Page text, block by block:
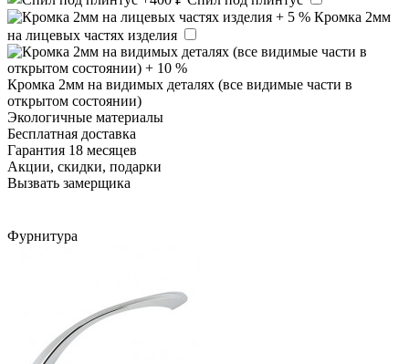
Кромка 2мм
на лицевых частях изделия
Кромка 2мм на видимых деталях (все видимые части в
открытом состоянии)
Экологичные материалы
Бесплатная доставка
Гарантия 18 месяцев
Акции, скидки, подарки
Вызвать замерщика
Фурнитура